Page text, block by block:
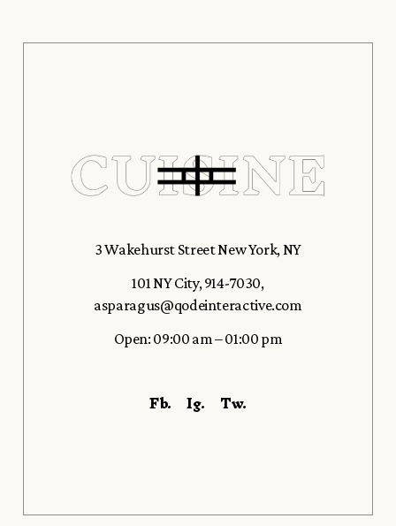
3 Wakehurst Street New York, NY
101 NY City, 914-7030,
asparagus@qodeinteractive.com
Open: 09:00 am – 01:00 pm
Fb. Ig. Tw.